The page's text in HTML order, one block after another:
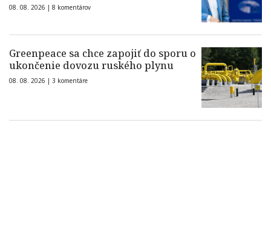
08. 08. 2026 | 8 komentárov
Greenpeace sa chce zapojiť do sporu o
ukončenie dovozu ruského plynu
08. 08. 2026 | 3 komentáre